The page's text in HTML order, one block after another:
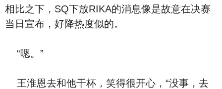
相比之下，SQ下放RIKA的消息像是故意在决赛
当日宣布，好降热度似的。
“嗯。”
王淮恩去和他干杯，笑得很开心，“没事，去